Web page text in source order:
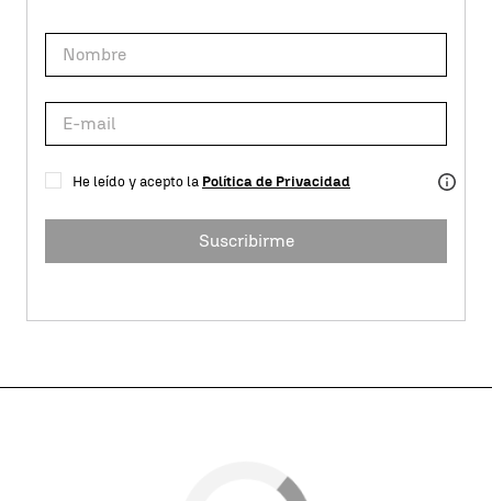
He leído y acepto la Política de Privacidad
Suscribirme